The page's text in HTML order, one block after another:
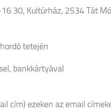
Kultúrház, 2534 Tát
tetején
bankkártyával
cím) ezeken az email